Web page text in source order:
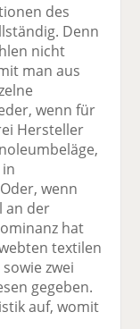
des
Denn
nicht
man aus
wenn für
Hersteller
wenn
an der
hat
textilen
zwei
gegeben.
auf, womit